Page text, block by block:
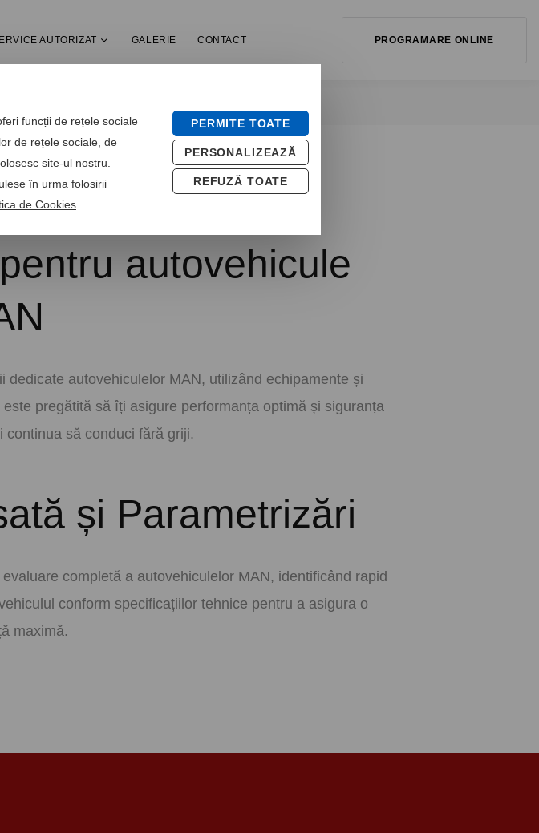
PROGRAMARE ONLINE
AUTORIZAT GALERIE CONTACT
autovehicule
autovehiculelor MAN, utilizând echipamente și
pregătită să îți asigure performanța optimă și siguranța
să conduci fără griji.
și Parametrizări
completă a autovehiculelor MAN, identificând rapid
conform specificațiilor tehnice pentru a asigura o
maximă.
funcții de rețele sociale
de rețele sociale, de
site-ul nostru.
în urma folosirii
de Cookies
PERMITE TOATE
PERSONALIZEAZĂ
REFUZĂ TOATE